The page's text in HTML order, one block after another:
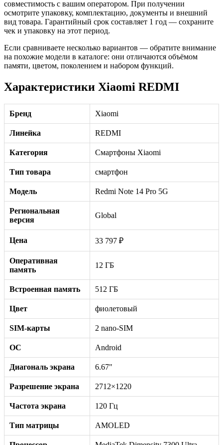
совместимость с вашим оператором. При получении
осмотрите упаковку, комплектацию, документы и внешний
вид товара. Гарантийный срок составляет 1 год — сохраните
чек и упаковку на этот период.
Если сравниваете несколько вариантов — обратите внимание
на похожие модели в каталоге: они отличаются объёмом
памяти, цветом, поколением и набором функций.
Характеристики Xiaomi REDMI
Бренд Xiaomi
Линейка REDMI
Категория Смартфоны Xiaomi
Тип товара смартфон
Модель Redmi Note 14 Pro 5G
Региональная
версия
Global
Цена 33 797 ₽
Оперативная
память
12 ГБ
Встроенная память 512 ГБ
Цвет фиолетовый
SIM-карты 2 nano-SIM
ОС Android
Диагональ экрана 6.67"
Разрешение экрана 2712×1220
Частота экрана 120 Гц
Тип матрицы AMOLED